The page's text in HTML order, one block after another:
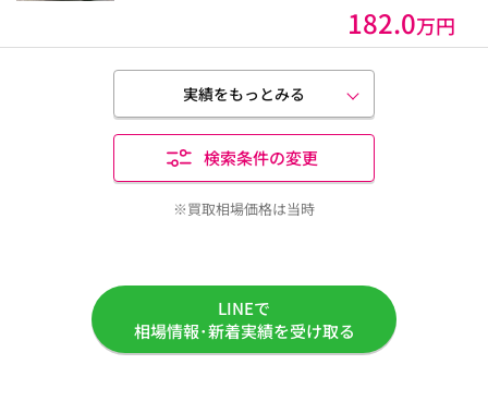
182.0万円
実績をもっとみる
検索条件の変更
※買取相場価格は当時
LINEで
相場情報･新着実績を受け取る